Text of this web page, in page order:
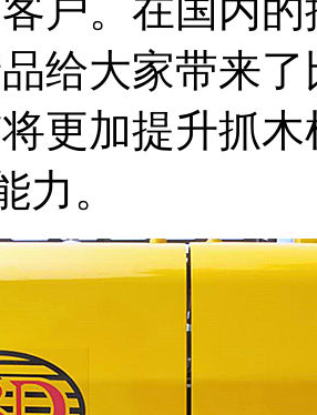
户。在国内
给大家带来
更加提升抓
力。